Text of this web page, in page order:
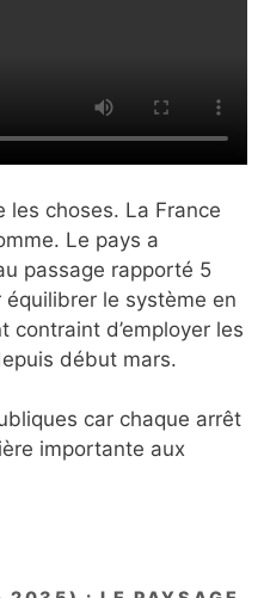
les choses. La France
Le pays a
passage rapporté 5
équilibrer le système en
d’employer les
début mars.
car chaque arrêt
importante aux